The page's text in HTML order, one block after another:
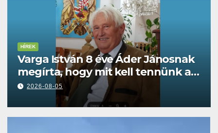
HÍREK
Varga István 8 éve Áder Jánosnak
megírta, hogy mit kell tennünk a
Dunával
2026-08-05